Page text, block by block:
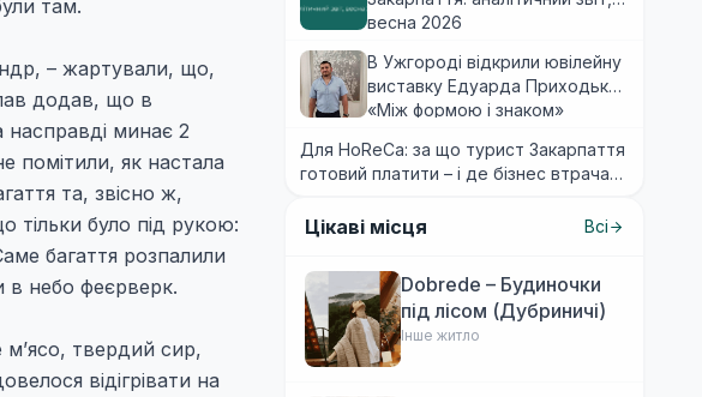
там.
– жартували, що,
додав, що в
насправді минає 2
помітили, як настала
та, звісно ж,
тільки було під рукою:
багаття розпалили
в небо феєрверк.
м’ясо, твердий сир,
відігрівати на
весна 2026
В Ужгороді відкрили ювілейну
виставку Едуарда Приходька
«Між формою і знаком»
Для HoReCa: за що турист Закарпаття
готовий платити – і де бізнес втрачає
Цікаві місця Всі
Dobrede – Будиночки
під лісом (Дубриничі)
Інше житло